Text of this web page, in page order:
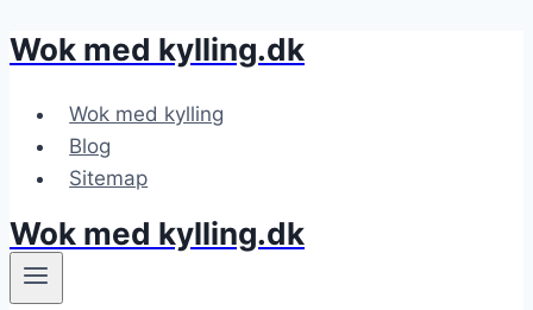
Fortsæt
indhold
Wok med kylling.dk
Wok med kylling
Blog
Sitemap
Wok med kylling.dk